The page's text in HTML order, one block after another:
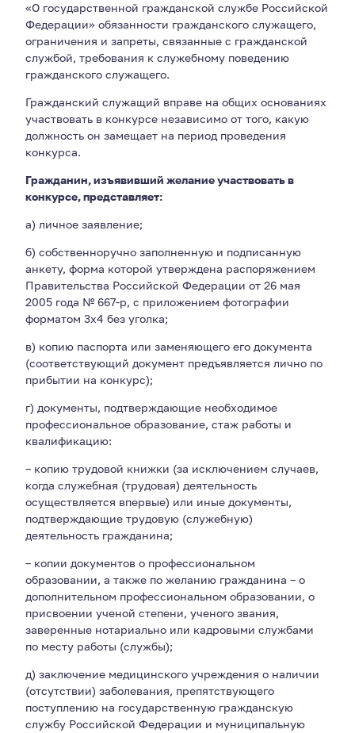
«О государственной гражданской службе Российской
Федерации» обязанности гражданского служащего,
ограничения и запреты, связанные с гражданской
службой, требования к служебному поведению
гражданского служащего.
Гражданский служащий вправе на общих основаниях
участвовать в конкурсе независимо от того, какую
должность он замещает на период проведения
конкурса.
Гражданин, изъявивший желание участвовать в
конкурсе, представляет:
а) личное заявление;
б) собственноручно заполненную и подписанную
анкету, форма которой утверждена распоряжением
Правительства Российской Федерации от 26 мая
2005 года № 667-р, с приложением фотографии
форматом 3х4 без уголка;
в) копию паспорта или заменяющего его документа
(соответствующий документ предъявляется лично по
прибытии на конкурс);
г) документы, подтверждающие необходимое
профессиональное образование, стаж работы и
квалификацию:
– копию трудовой книжки (за исключением случаев,
когда служебная (трудовая) деятельность
осуществляется впервые) или иные документы,
подтверждающие трудовую (служебную)
деятельность гражданина;
– копии документов о профессиональном
образовании, а также по желанию гражданина – о
дополнительном профессиональном образовании, о
присвоении ученой степени, ученого звания,
заверенные нотариально или кадровыми службами
по месту работы (службы);
д) заключение медицинского учреждения о наличии
(отсутствии) заболевания, препятствующего
поступлению на государственную гражданскую
службу Российской Федерации и муниципальную